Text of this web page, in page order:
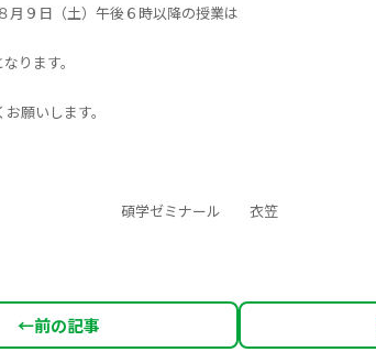
月９日（土）午後６時以降の授業は
ます。
します。
ミナール 衣笠
←前の記事